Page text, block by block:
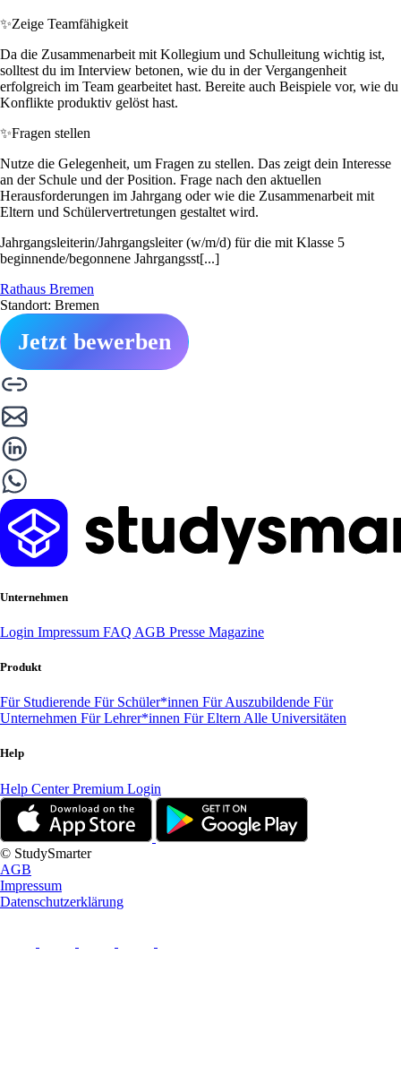
✨Zeige Teamfähigkeit
Da die Zusammenarbeit mit Kollegium und Schulleitung wichtig ist,
solltest du im Interview betonen, wie du in der Vergangenheit
erfolgreich im Team gearbeitet hast. Bereite auch Beispiele vor, wie du
Konflikte produktiv gelöst hast.
✨Fragen stellen
Nutze die Gelegenheit, um Fragen zu stellen. Das zeigt dein Interesse
an der Schule und der Position. Frage nach den aktuellen
Herausforderungen im Jahrgang oder wie die Zusammenarbeit mit
Eltern und Schülervertretungen gestaltet wird.
Jahrgangsleiterin/Jahrgangsleiter (w/m/d) für die mit Klasse 5
beginnende/begonnene Jahrgangsst[...]
Rathaus Bremen
Standort: Bremen
Jetzt bewerben
Unternehmen
Login Impressum FAQ AGB Presse Magazine
Produkt
Für Studierende Für Schüler*innen Für Auszubildende Für
Unternehmen Für Lehrer*innen Für Eltern Alle Universitäten
Help
Help CenterPremium Login
© StudySmarter
AGB
Impressum
Datenschutzerklärung